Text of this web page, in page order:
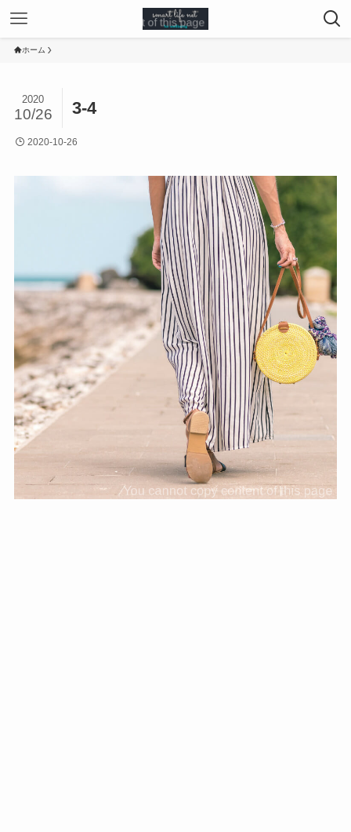
ホーム
3-4
2020
10/26
2020-10-26